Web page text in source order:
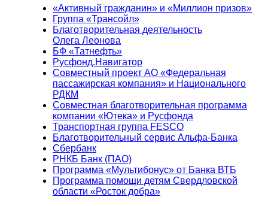
«Активный гражданин» и «Миллион призов»
Группа «Трансойл»
Благотворительная деятельность
Олега Леонова
БФ «Татнефть»
Русфонд.Навигатор
Совместный проект АО «Федеральная
пассажирская компания» и Национального
РДКМ
Совместная благотворительная программа
компании «Ютека» и Русфонда
Транспортная группа FESCO
Благотворительный сервис Альфа-Банка
Сбербанк
РНКБ Банк (ПАО)
Программа «Мультибонус» от Банка ВТБ
Программа помощи детям Свердловской
области «Росток добра»